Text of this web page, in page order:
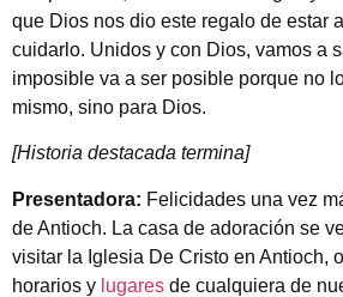
que Dios nos dio este regalo de estar
cuidarlo. Unidos y con Dios, vamos a
imposible va a ser posible porque no
mismo, sino para Dios.
[Historia destacada termina]
Presentadora: Felicidades una vez
de Antioch. La casa de adoración se
visitar la Iglesia De Cristo en Antioch,
horarios y lugares de cualquiera de